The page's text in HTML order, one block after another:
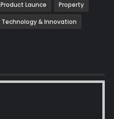
Product Launce Property
Technology & Innovation